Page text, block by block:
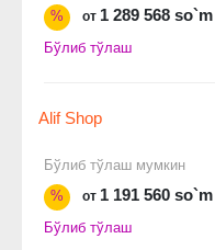
%
от 1 289 568 so`m
Бўлиб тўлаш
Alif Shop
Бўлиб тўлаш мумкин
%
от 1 191 560 so`m
Бўлиб тўлаш